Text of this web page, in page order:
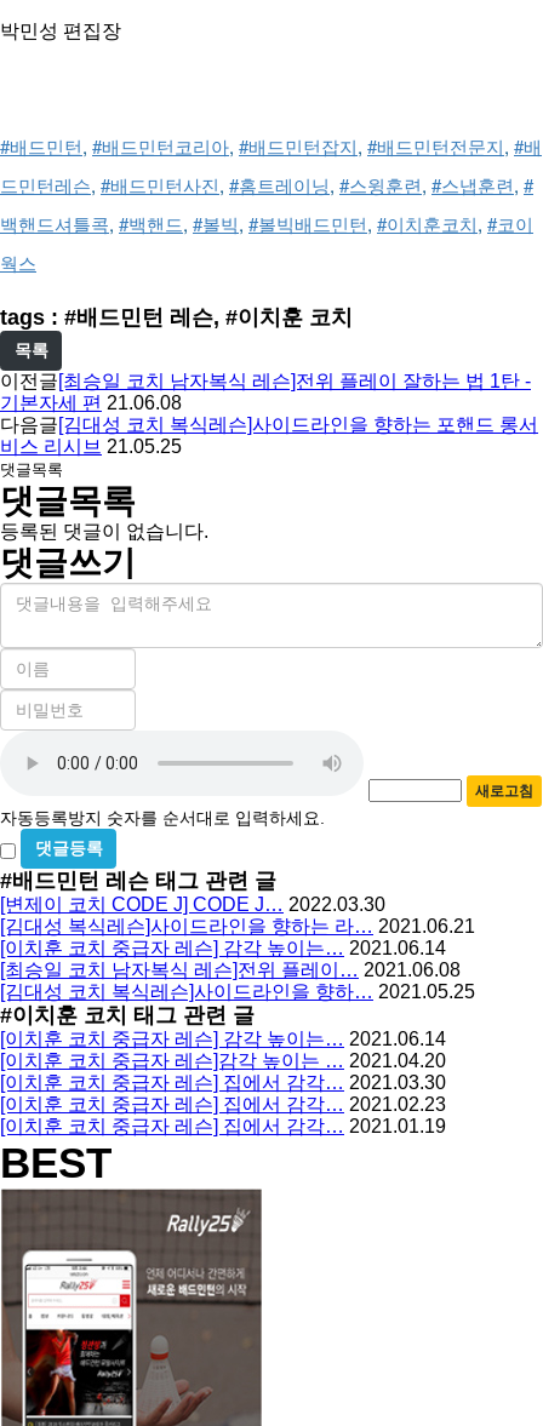
박민성 편집장
#배드민턴, #배드민턴코리아, #배드민턴잡지, #배드민턴전문지, #배
드민턴레슨, #배드민턴사진, #홈트레이닝, #스윙훈련, #스냅훈련, #
백핸드셔틀콕, #백핸드, #볼빅, #볼빅배드민턴, #이치훈코치, #코이
웍스
tags : #배드민턴 레슨, #이치훈 코치
목록
이전글[최승일 코치 남자복식 레슨]전위 플레이 잘하는 법 1탄 -
기본자세 편 21.06.08
다음글[김대성 코치 복식레슨]사이드라인을 향하는 포핸드 롱서
비스 리시브 21.05.25
댓글목록
댓글목록
등록된 댓글이 없습니다.
댓글쓰기
내
이
필
수
비
밀
수
록
방
지
새로고침
자동등록방지 숫자를 순서대로 입력하세요.
비
밀
글
사
용
#배드민턴 레슨 태그 관련 글
[변제이 코치 CODE J] CODE J… 2022.03.30
[김대성 복식레슨]사이드라인을 향하는 라… 2021.06.21
[이치훈 코치 중급자 레슨] 감각 높이는… 2021.06.14
[최승일 코치 남자복식 레슨]전위 플레이… 2021.06.08
[김대성 코치 복식레슨]사이드라인을 향하… 2021.05.25
#이치훈 코치 태그 관련 글
[이치훈 코치 중급자 레슨] 감각 높이는… 2021.06.14
[이치훈 코치 중급자 레슨]감각 높이는 … 2021.04.20
[이치훈 코치 중급자 레슨] 집에서 감각… 2021.03.30
[이치훈 코치 중급자 레슨] 집에서 감각… 2021.02.23
[이치훈 코치 중급자 레슨] 집에서 감각… 2021.01.19
BEST